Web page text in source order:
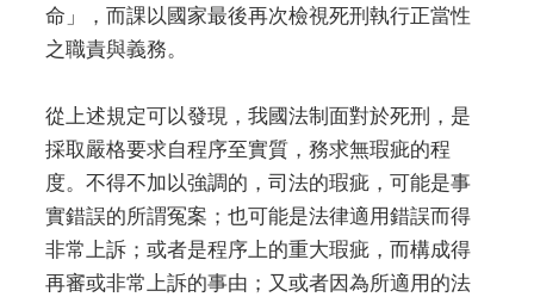
命」，而課以國家最後再次檢視死刑執行正當性
之職責與義務。
從上述規定可以發現，我國法制面對於死刑，是
採取嚴格要求自程序至實質，務求無瑕疵的程
度。不得不加以強調的，司法的瑕疵，可能是事
實錯誤的所謂冤案；也可能是法律適用錯誤而得
非常上訴；或者是程序上的重大瑕疵，而構成得
再審或非常上訴的事由；又或者因為所適用的法